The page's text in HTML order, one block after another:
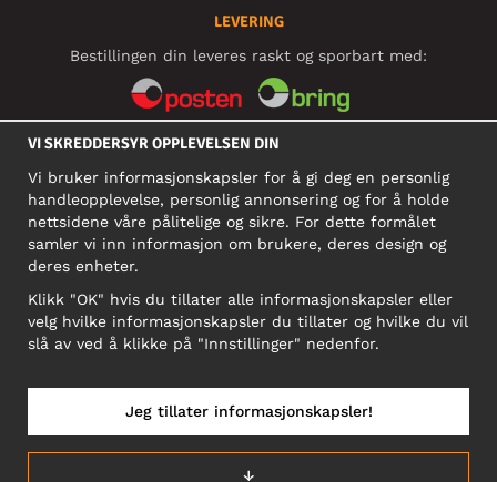
LEVERING
Bestillingen din leveres raskt og sporbart med:
SOSIALE MEDIER
BEDRIFT
911 891 581 MVA
NB! Ikke bruk denne adressen til å sende produkter i retur!
NORGE/NORSK
VI SKREDDERSYR OPPLEVELSEN DIN
Vi bruker informasjonskapsler for å gi deg en personlig
handleopplevelse, personlig annonsering og for å holde
nettsidene våre pålitelige og sikre. For dette formålet
samler vi inn informasjon om brukere, deres design og
deres enheter.
Klikk "OK" hvis du tillater alle informasjonskapsler eller
velg hvilke informasjonskapsler du tillater og hvilke du vil
slå av ved å klikke på "Innstillinger" nedenfor.
↓
Jeg tillater informasjonskapsler!